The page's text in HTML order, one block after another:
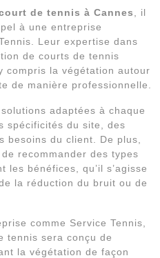
de tennis à Cannes
, il
à une entreprise
Leur expertise dans
de courts de tennis
compris la végétation autour
de manière professionnelle.
adaptées à chaque
spécificités du site, des
besoins du client. De plus,
recommander des types
les bénéfices, qu’il s’agisse
la réduction du bruit ou de
comme Service Tennis,
tennis sera conçu de
la végétation de façon